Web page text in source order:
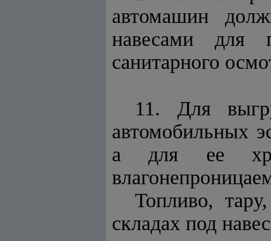
автомашин
навесами для
санитарного
11. Для
автомобильных
а для ее
Топливо,
складах под